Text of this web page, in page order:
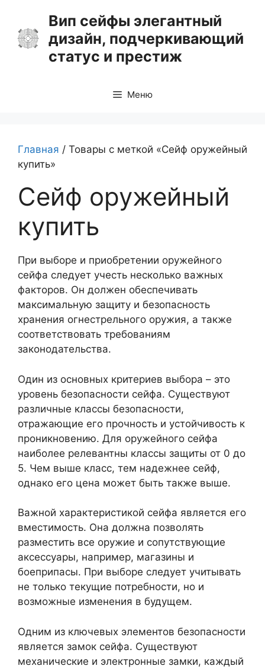
содержимому
Вип сейфы элегантный
дизайн, подчеркивающий
статус и престиж
Меню
Главная / Товары с меткой «Сейф оружейный
купить»
Сейф оружейный
купить
При выборе и приобретении оружейного
сейфа следует учесть несколько важных
факторов. Он должен обеспечивать
максимальную защиту и безопасность
хранения огнестрельного оружия, а также
соответствовать требованиям
законодательства.
Один из основных критериев выбора – это
уровень безопасности сейфа. Существуют
различные классы безопасности,
отражающие его прочность и устойчивость к
проникновению. Для оружейного сейфа
наиболее релевантны классы защиты от 0 до
5. Чем выше класс, тем надежнее сейф,
однако его цена может быть также выше.
Важной характеристикой сейфа является его
вместимость. Она должна позволять
разместить все оружие и сопутствующие
аксессуары, например, магазины и
боеприпасы. При выборе следует учитывать
не только текущие потребности, но и
возможные изменения в будущем.
Одним из ключевых элементов безопасности
является замок сейфа. Существуют
механические и электронные замки, каждый